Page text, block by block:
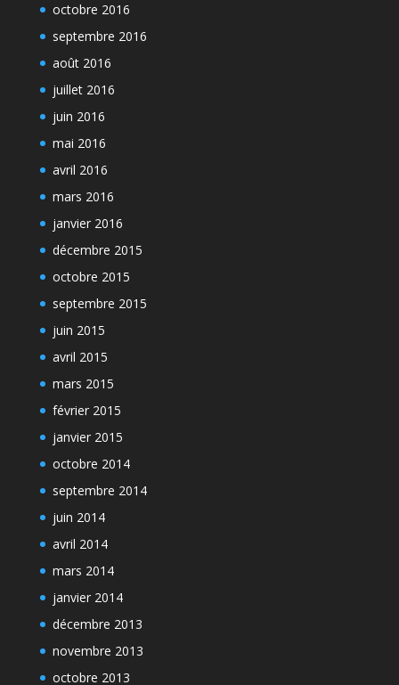
octobre 2016
septembre 2016
août 2016
juillet 2016
juin 2016
mai 2016
avril 2016
mars 2016
janvier 2016
décembre 2015
octobre 2015
septembre 2015
juin 2015
avril 2015
mars 2015
février 2015
janvier 2015
octobre 2014
septembre 2014
juin 2014
avril 2014
mars 2014
janvier 2014
décembre 2013
novembre 2013
octobre 2013